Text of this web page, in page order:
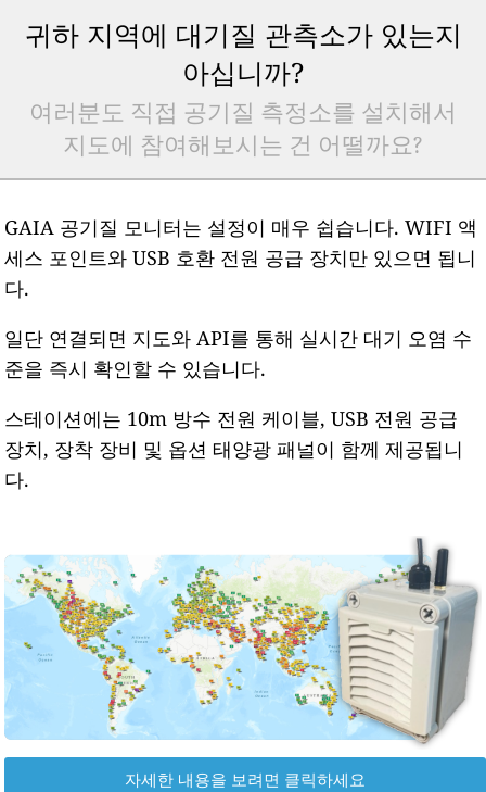
귀하 지역에 대기질 관측소가 있는지
아십니까?
여러분도 직접 공기질 측정소를 설치해서
지도에 참여해보시는 건 어떨까요?
GAIA 공기질 모니터는 설정이 매우 쉽습니다. WIFI 액
세스 포인트와 USB 호환 전원 공급 장치만 있으면 됩니
다.
일단 연결되면 지도와 API를 통해 실시간 대기 오염 수
준을 즉시 확인할 수 있습니다.
스테이션에는 10m 방수 전원 케이블, USB 전원 공급
장치, 장착 장비 및 옵션 태양광 패널이 함께 제공됩니
다.
자세한 내용을 보려면 클릭하세요